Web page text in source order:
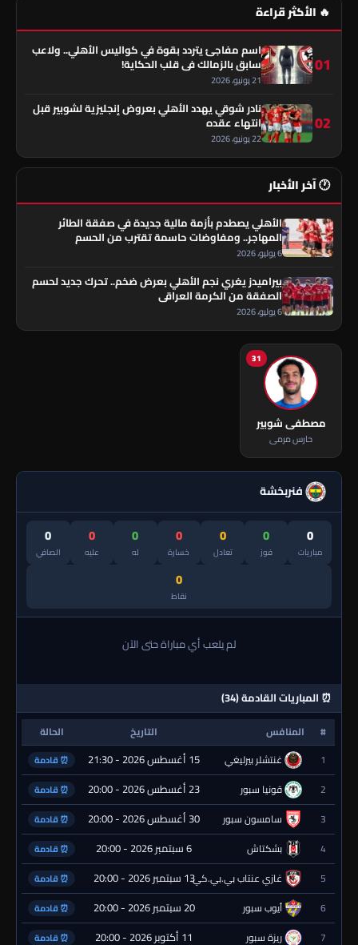
🔥 الأكثر قراءة
01
اسم مفاجئ يتردد بقوة في كواليس الأهلي.. ولاعب
سابق بالزمالك في قلب الحكاية!
21 يونيو، 2026
02
نادر شوقي يهدد الأهلي بعروض إنجليزية لشوبير قبل
انتهاء عقده
22 يونيو، 2026
🕐 آخر الأخبار
الأهلي يصطدم بأزمة مالية جديدة في صفقة الطائر
المهاجر.. ومفاوضات حاسمة تقترب من الحسم
6 يوليو، 2026
بيراميدز يغري نجم الأهلي بعرض ضخم.. تحرك جديد لحسم
الصفقة من الكرمة العراقي
6 يوليو، 2026
31
مصطفى شوبير
حارس مرمى
فنربخشة
0
مباريات
0
فوز
0
تعادل
0
خسارة
0
له
0
عليه
0
الصافي
0
نقاط
لم يلعب أي مباراة حتى الآن
⏰ المباريات القادمة (34)
# المنافس التاريخ
الحالة
1
غنتشلر بيرليغي 15 أغسطس 2026 - 21:30 ⏰ قادمة
2 قونيا سبور 23 أغسطس 2026 - 20:00 ⏰ قادمة
3 سامسون سبور 30 أغسطس 2026 - 20:00 ⏰ قادمة
4 بشكتاش 6 سبتمبر 2026 - 20:00 ⏰ قادمة
5 غازي عنتاب بي.بي.كي.13 سبتمبر 2026 - 20:00 ⏰ قادمة
6 أيوب سبور 20 سبتمبر 2026 - 20:00 ⏰ قادمة
7 ريزة سبور 11 أكتوبر 2026 - 20:00 ⏰ قادمة